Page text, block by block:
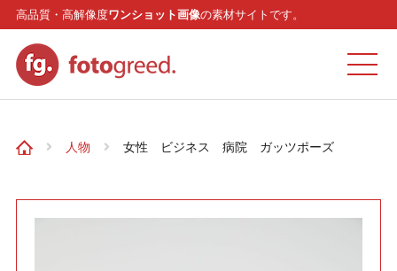
高品質・高解像度ワンショット画像の素材サイトです。
人物 女性 ビジネス 病院 ガッツポーズ